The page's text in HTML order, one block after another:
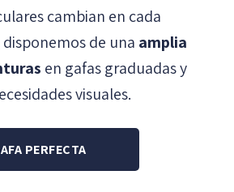
cambian en cada
de una amplia
en gafas graduadas y
visuales.
PERFECTA